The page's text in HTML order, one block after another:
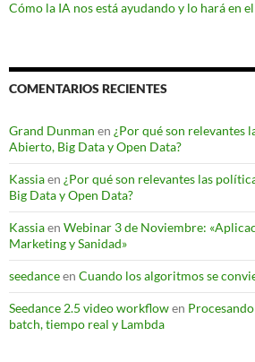
Cómo la IA nos está ayudando y lo hará en
COMENTARIOS RECIENTES
Grand Dunman en ¿Por qué son relevantes
Abierto, Big Data y Open Data?
Kassiaen ¿Por qué son relevantes las
Big Data y Open Data?
Kassiaen Webinar 3 de Noviembre:
Marketing y Sanidad»
seedanceen Cuando los algoritmos se
Seedance 2.5 video workflowen
batch, tiempo real y Lambda